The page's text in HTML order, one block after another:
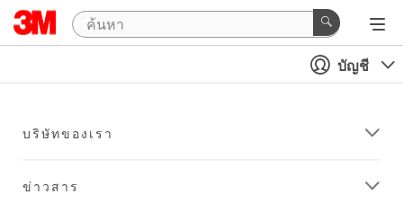
บัญชี
บริษัทของเรา
ข่าวสาร